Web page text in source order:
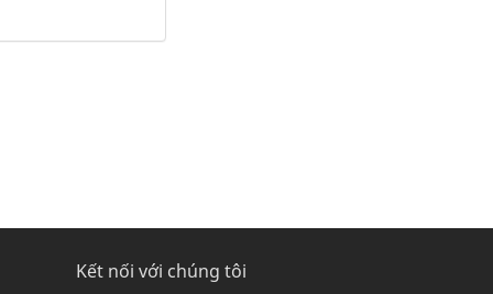
Kết nối với chúng tôi